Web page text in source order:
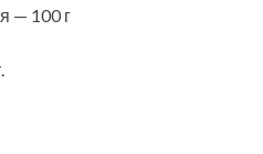
— 100 г